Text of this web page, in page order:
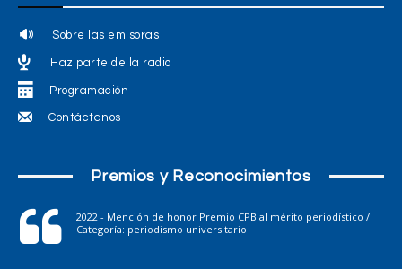
Sobre las emisoras
Haz parte de la radio
Programación
Contáctanos
Premios y Reconocimientos
2022 - Mención de honor Premio CPB al mérito periodístico /
Categoría: periodismo universitario